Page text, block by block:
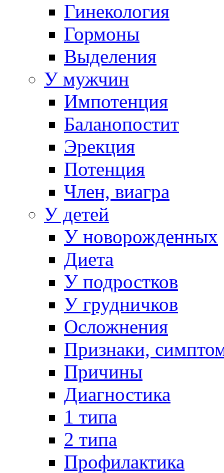
Гинекология
Гормоны
Выделения
У мужчин
Импотенция
Баланопостит
Эрекция
Потенция
Член, виагра
У детей
У новорожденных
Диета
У подростков
У грудничков
Осложнения
Признаки,
Причины
Диагностика
1 типа
2 типа
Профилактика